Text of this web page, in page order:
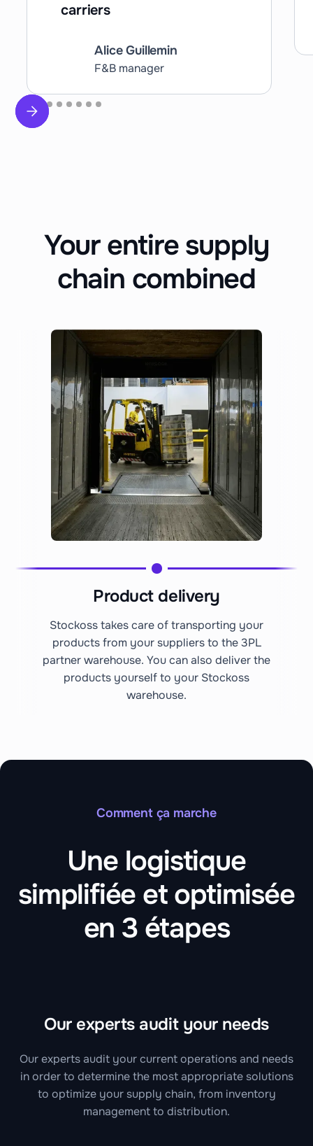
carriers
Alice Guillemin
F&B manager
Slide 2 of 9.
Your entire supply
chain combined
Product delivery
Stockoss takes care of transporting your
products from your suppliers to the 3PL
partner warehouse. You can also deliver the
products yourself to your Stockoss
warehouse.
Comment ça marche
Une logistique
simplifiée et optimisée
en 3 étapes
Our experts audit your needs
Our experts audit your current operations and needs
in order to determine the most appropriate solutions
to optimize your supply chain, from inventory
management to distribution.